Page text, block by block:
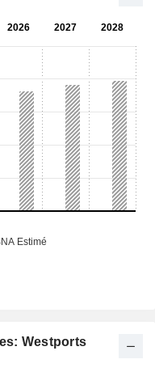
Westports